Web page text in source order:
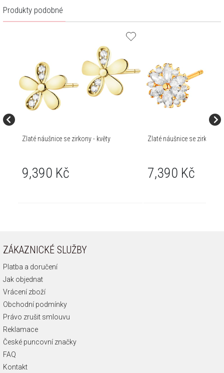
Produkty podobné
Zlaté náušnice se zirkony - květy
9,390 Kč
Zlaté náušnice se zirkony -
7,390 Kč
ZÁKAZNICKÉ SLUŽBY
Platba a doručení
Jak objednat
Vrácení zboží
Obchodní podmínky
Právo zrušit smlouvu
Reklamace
České puncovní značky
FAQ
Kontakt